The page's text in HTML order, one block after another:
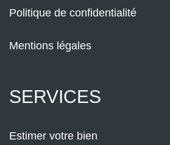
Politique de confidentialité
Mentions légales
SERVICES
Estimer votre bien